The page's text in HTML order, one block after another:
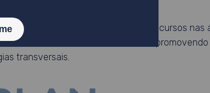
e partilha de conhecimentos e de recursos nas
trabalho colaborativo e em rede,
transversais.